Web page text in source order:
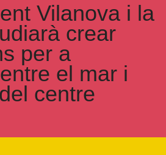
Vilanova i la
crear
per a
el mar i
centre